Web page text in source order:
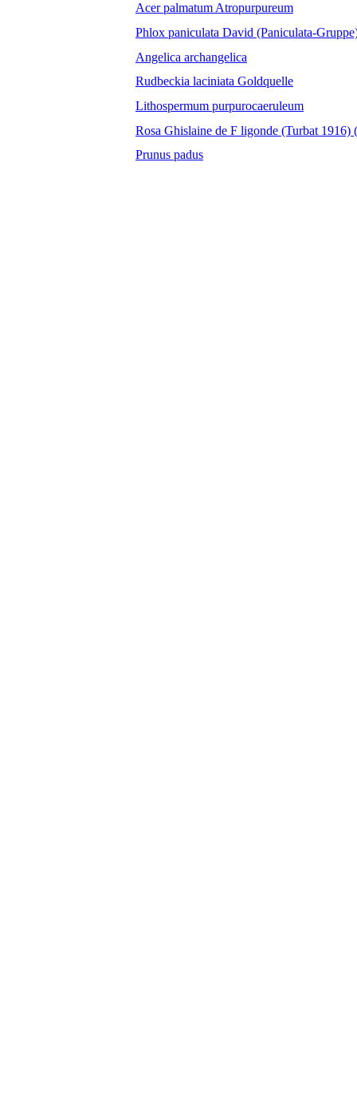
Acer palmatum Atropurpureum
Phlox paniculata David (Paniculata-
Angelica archangelica
Rudbeckia laciniata Goldquelle
Lithospermum purpurocaeruleum
Rosa Ghislaine de F ligonde (Turbat 1916)
Prunus padus